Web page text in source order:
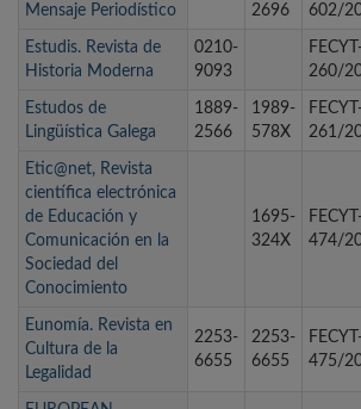
Mensaje Periodístico
2696
602/
Estudis. Revista de
Historia Moderna
0210-
9093
260/
Estudos de
Lingüística Galega
1889-
2566
1989-
578X
261/
Etic@net, Revista
científica electrónica
de Educación y
Comunicación en la
Sociedad del
Conocimiento
1695-
324X
474/
Eunomía. Revista en
Cultura de la
Legalidad
2253-
6655
2253-
6655
475/